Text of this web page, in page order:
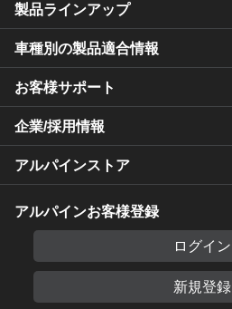
製品ラインアップ
車種別の製品適合情報
お客様サポート
企業/採用情報
アルパインストア
アルパインお客様登録
ログイン
新規登録